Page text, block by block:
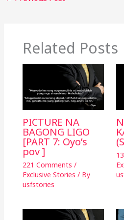
k
Related Posts
PICTURE NA
BAGONG LIGO
[PART 7: Oyo’s
pov ]
221 Comments /
Exclusive Stories / By
usfstories